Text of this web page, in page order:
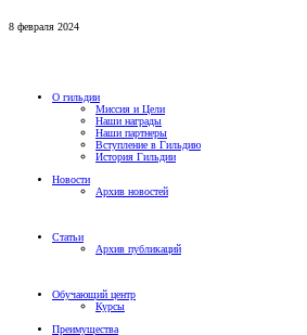
8 февраля 2024
О гильдии
Миссия и Цели
Наши награды
Наши партнеры
Вступление в Гильдию
История Гильдии
Новости
Архив новостей
Статьи
Архив публикаций
Обучающий центр
Курсы
Преимущества